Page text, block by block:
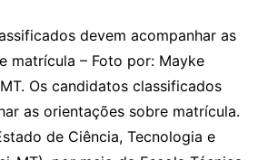
e
gr
a
m
er t
k
e
dI
n
l
gl
Cl
a
h
o
o
M
e
a
d
s
ai
l
ar
e
devem acompanhar as
matrícula – Foto por: Mayke
Os candidatos classificados
as orientações sobre matrícula.
de Ciência, Tecnologia e